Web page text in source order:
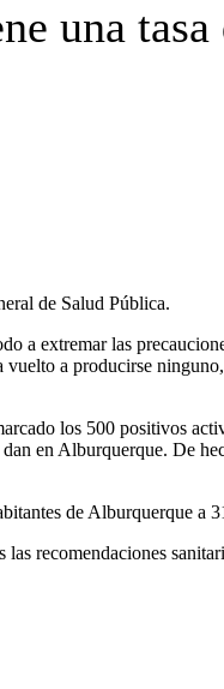
una
de Salud Pública.
a extremar las
vuelto a producirse
los 500 positivos
en Alburquerque. De
de Alburquerque a
recomendaciones